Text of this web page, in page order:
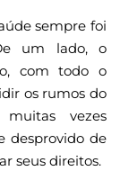
sempre foi
um lado, o
com todo o
os rumos do
vezes
desprovido de
seus direitos.